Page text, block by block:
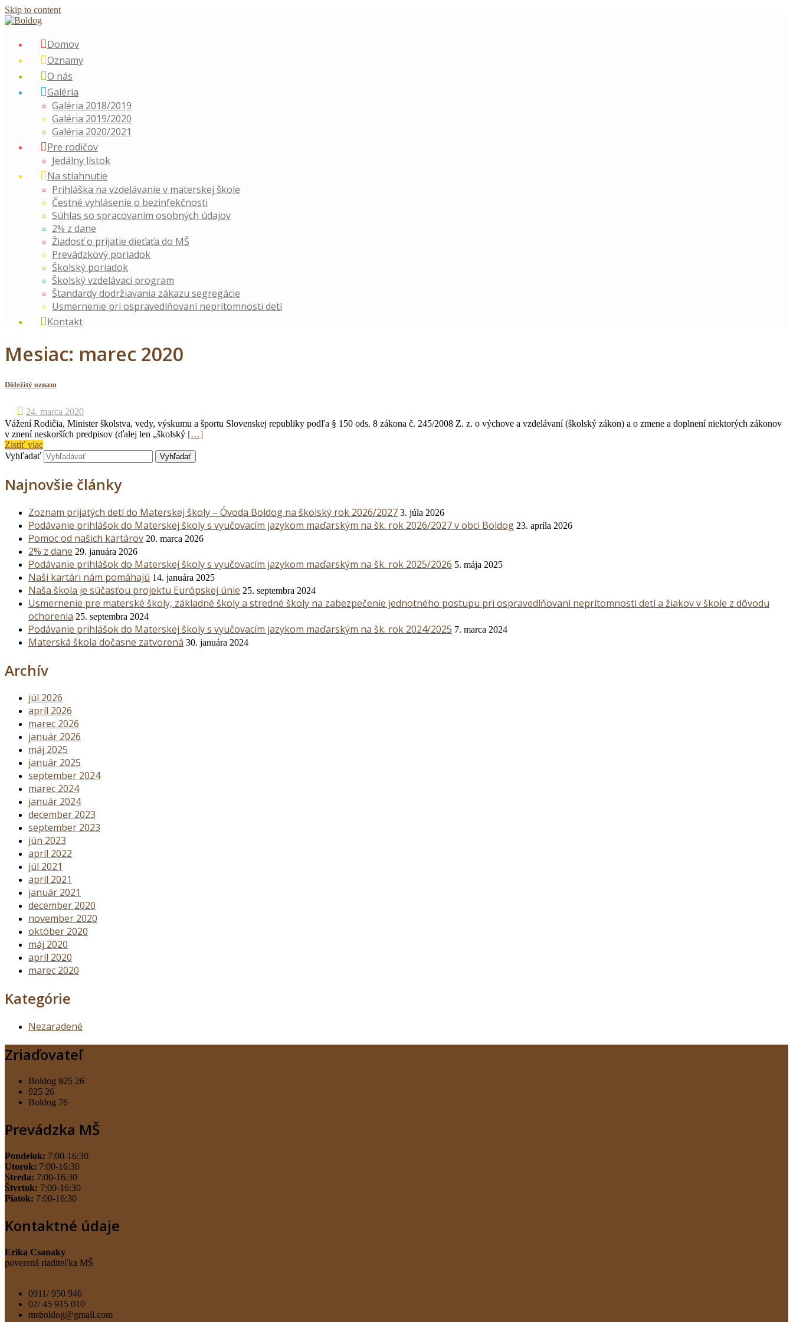
Skip to content
Domov
Oznamy
O nás
Galéria
Galéria 2018/2019
Galéria 2019/2020
Galéria 2020/2021
Pre rodičov
Jedálny lístok
Na stiahnutie
Prihláška na vzdelávanie v materskej škole
Čestné vyhlásenie o bezinfekčnosti
Súhlas so spracovaním osobných údajov
2% z dane
Žiadosť o prijatie dieťaťa do MŠ
Prevádzkový poriadok
Školský poriadok
Školský vzdelávací program
Štandardy dodržiavania zákazu segregácie
Usmernenie pri ospravedlňovaní neprítomnosti detí
Kontakt
Mesiac: marec 2020
Dôležitý oznam
24. marca 2020
Vážení Rodičia, Minister školstva, vedy, výskumu a športu Slovenskej republiky podľa § 150 ods. 8 zákona č. 245/2008 Z. z. o výchove a vzdelávaní (školský zákon) a o zmene a doplnení niektorých zákonov
v znení neskorších predpisov (ďalej len „školský […]
Zistiť viac
Vyhľadať
Najnovšie články
Zoznam prijatých detí do Materskej školy – Óvoda Boldog na školský rok 2026/2027 3. júla 2026
Podávanie prihlášok do Materskej školy s vyučovacím jazykom maďarským na šk. rok 2026/2027 v obci Boldog 23. apríla 2026
Pomoc od našich kartárov 20. marca 2026
2% z dane 29. januára 2026
Podávanie prihlášok do Materskej školy s vyučovacím jazykom maďarským na šk. rok 2025/2026 5. mája 2025
Naši kartári nám pomáhajú 14. januára 2025
Naša škola je súčasťou projektu Európskej únie 25. septembra 2024
Usmernenie pre materské školy, základné školy a stredné školy na zabezpečenie jednotného postupu pri ospravedlňovaní neprítomnosti detí a žiakov v škole z dôvodu
ochorenia 25. septembra 2024
Podávanie prihlášok do Materskej školy s vyučovacím jazykom maďarským na šk. rok 2024/2025 7. marca 2024
Materská škola dočasne zatvorená 30. januára 2024
Archív
júl 2026
apríl 2026
marec 2026
január 2026
máj 2025
január 2025
september 2024
marec 2024
január 2024
december 2023
september 2023
jún 2023
apríl 2022
júl 2021
apríl 2021
január 2021
december 2020
november 2020
október 2020
máj 2020
apríl 2020
marec 2020
Kategórie
Nezaradené
Zriaďovateľ
Boldog 925 26
925 26
Boldog 76
Prevádzka MŠ
Pondelok: 7:00-16:30
Utorok: 7:00-16:30
Streda: 7:00-16:30
Štvrtok: 7:00-16:30
Piatok: 7:00-16:30
Kontaktné údaje
Erika Csanaky
poverená riaditeľka MŠ
0911/ 950 946
02/ 45 915 010
msboldog@gmail.com